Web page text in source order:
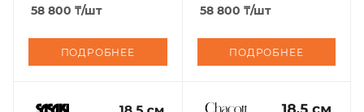
58 800 ₸/шт
ПОДРОБНЕЕ
58 800 ₸/шт
ПОДРОБНЕЕ